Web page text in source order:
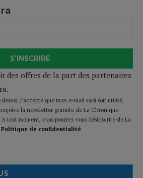
S'INSCRIRE
des offres de la part des partenaires
j’accepte que mon e-mail saisi soit utilisé,
la newsletter gratuite de La Chronique
tout moment, vous pourrez vous désinscrire de La
Politique de confidentialité.